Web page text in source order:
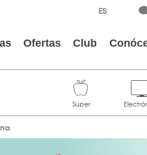
Ofertas Club